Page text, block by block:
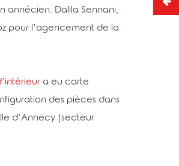
annécien. Dalila Sennani,
pour l’agencement de la
a eu carte
des pièces dans
d’Annecy (secteur